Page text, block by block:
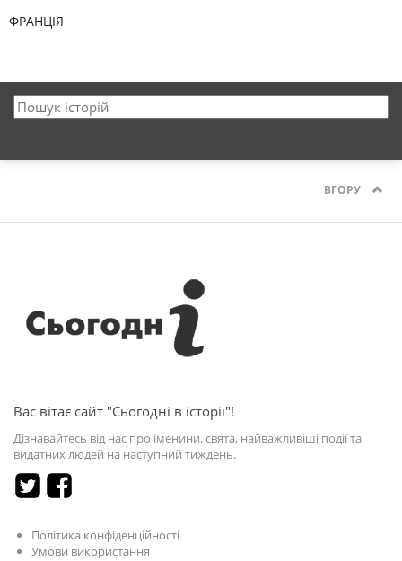
ФРАНЦІЯ
ВГОРУ
Вас вітає сайт "Сьогодні в історії"!
Дізнавайтесь від нас про іменини, свята, найважливіші події та
видатних людей на наступний тиждень.
Політика конфіденційності
Умови використання